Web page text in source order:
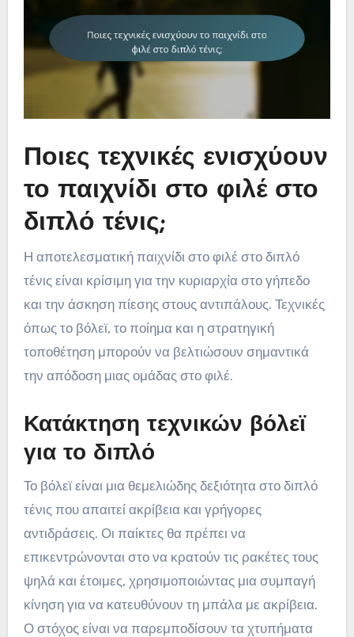
Ποιες τεχνικές ενισχύουν
το παιχνίδι στο φιλέ στο
διπλό τένις;
Η αποτελεσματική παιχνίδι στο φιλέ στο διπλό
τένις είναι κρίσιμη για την κυριαρχία στο γήπεδο
και την άσκηση πίεσης στους αντιπάλους. Τεχνικές
όπως το βόλεϊ, το ποίημα και η στρατηγική
τοποθέτηση μπορούν να βελτιώσουν σημαντικά
την απόδοση μιας ομάδας στο φιλέ.
Κατάκτηση τεχνικών βόλεϊ
για το διπλό
Το βόλεϊ είναι μια θεμελιώδης δεξιότητα στο διπλό
τένις που απαιτεί ακρίβεια και γρήγορες
αντιδράσεις. Οι παίκτες θα πρέπει να
επικεντρώνονται στο να κρατούν τις ρακέτες τους
ψηλά και έτοιμες, χρησιμοποιώντας μια συμπαγή
κίνηση για να κατευθύνουν τη μπάλα με ακρίβεια.
Ο στόχος είναι να παρεμποδίσουν τα χτυπήματα